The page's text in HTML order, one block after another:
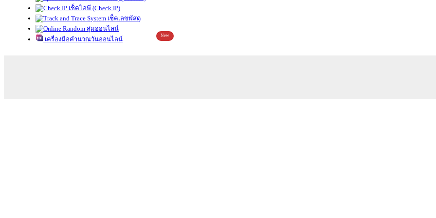
เช็คไอพี (Check IP)
เช็คเลขพัสดุ
สุ่มออนไลน์
เครื่องมือคำนวณวันออนไลน์
New